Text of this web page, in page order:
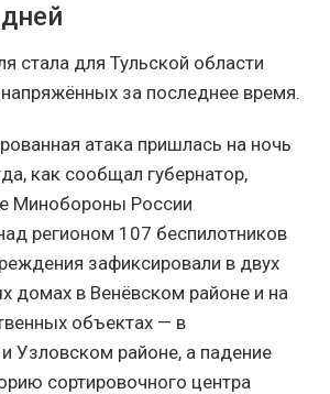
стала для Тульской области
за последнее время.
атака пришлась на ночь
как сообщал губернатор,
Минобороны России
регионом 107 беспилотников
зафиксировали в двух
домах в Венёвском районе и на
объектах — в
Узловском районе, а падение
сортировочного центра